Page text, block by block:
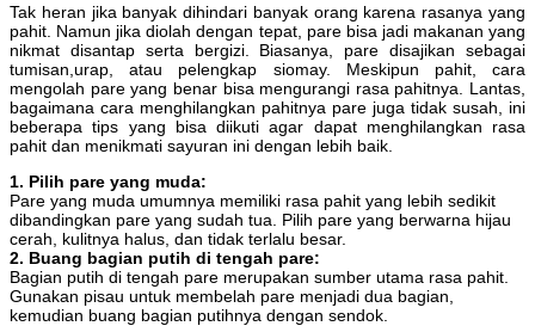
Tak heran jika banyak dihindari banyak orang karena rasanya yang
pahit. Namun jika diolah dengan tepat, pare bisa jadi makanan yang
nikmat disantap serta bergizi. Biasanya, pare disajikan sebagai
tumisan,urap, atau pelengkap siomay. Meskipun pahit, cara
mengolah pare yang benar bisa mengurangi rasa pahitnya. Lantas,
bagaimana cara menghilangkan pahitnya pare juga tidak susah, ini
beberapa tips yang bisa diikuti agar dapat menghilangkan rasa
pahit dan menikmati sayuran ini dengan lebih baik.
1. Pilih pare yang muda:
Pare yang muda umumnya memiliki rasa pahit yang lebih sedikit
dibandingkan pare yang sudah tua. Pilih pare yang berwarna hijau
cerah, kulitnya halus, dan tidak terlalu besar.
2. Buang bagian putih di tengah pare:
Bagian putih di tengah pare merupakan sumber utama rasa pahit.
Gunakan pisau untuk membelah pare menjadi dua bagian,
kemudian buang bagian putihnya dengan sendok.